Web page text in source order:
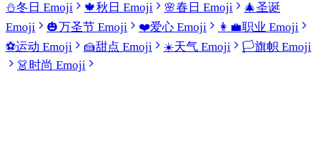
⛄冬日 Emoji 🍁秋日 Emoji 🌸春日 Emoji 🎄圣诞
Emoji
🎃万圣节 Emoji ❤️爱心 Emoji 👩‍💼职业 Emoji
⚽运动 Emoji 🍰甜点 Emoji ☀️天气 Emoji 🏳️旗帜 Emoji
👗时尚 Emoji